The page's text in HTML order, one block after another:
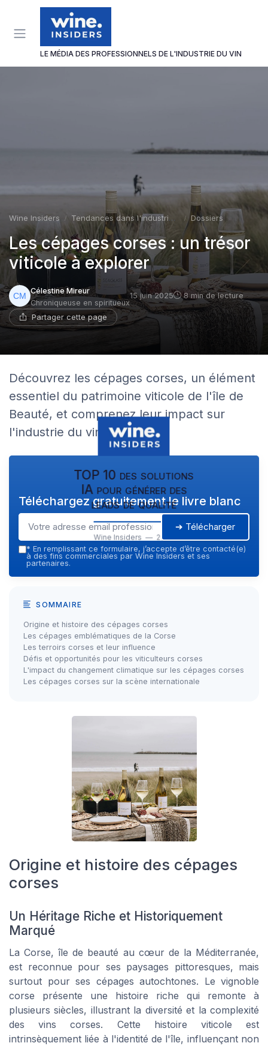
LE MÉDIA DES PROFESSIONNELS DE L'INDUSTRIE DU VIN
Wine Insiders Tendances dans l'industrie du vin Dossiers
Les cépages corses : un trésor
viticole à explorer
Célestine Mireur
Chroniqueuse en spiritueux
15 juin 2025 8 min de lecture
Partager cette page
Découvrez les cépages corses, un élément
essentiel du patrimoine viticole de l'île de
Beauté, et comprenez leur impact sur
l'industrie du vin.
TOP 10 des solutions
IA pour générer des
leads de qualité
Wine Insiders — 2026
Téléchargez gratuitement le livre blanc
➔ Télécharger
* En remplissant ce formulaire, j’accepte d’être contacté(e)
à des fins commerciales par Wine Insiders et ses
partenaires.
SOMMAIRE
Origine et histoire des cépages corses
Les cépages emblématiques de la Corse
Les terroirs corses et leur influence
Défis et opportunités pour les viticulteurs corses
L'impact du changement climatique sur les cépages corses
Les cépages corses sur la scène internationale
Origine et histoire des cépages
corses
Un Héritage Riche et Historiquement
Marqué
La Corse, île de beauté au cœur de la Méditerranée,
est reconnue pour ses paysages pittoresques, mais
surtout pour ses cépages autochtones. Le vignoble
corse présente une histoire riche qui remonte à
plusieurs siècles, illustrant la diversité et la complexité
des vins corses. Cette histoire viticole est
intrinsèquement liée à l'identité de l'île, influençant non
Panneau de gestion des cookies